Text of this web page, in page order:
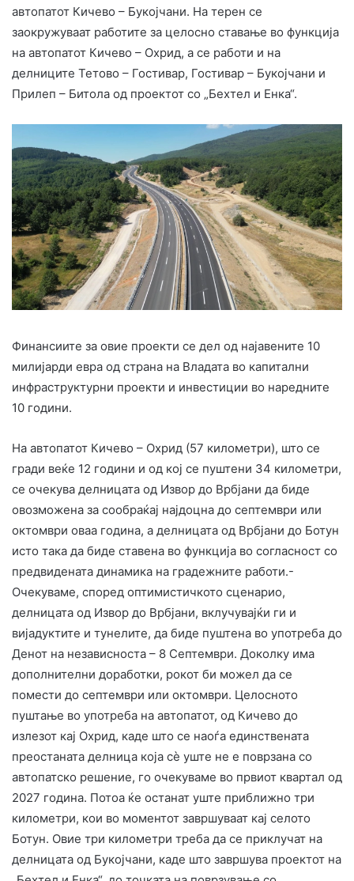
автопатот Кичево – Букојчани. На терен се
заокружуваат работите за целосно ставање во функција
на автопатот Кичево – Охрид, а се работи и на
делниците Тетово – Гостивар, Гостивар – Букојчани и
Прилеп – Битола од проектот со „Бехтел и Енка“.
Финансиите за овие проекти се дел од најавените 10
милијарди евра од страна на Владата во капитални
инфраструктурни проекти и инвестиции во наредните
10 години.
На автопатот Кичево – Охрид (57 километри), што се
гради веќе 12 години и од кој се пуштени 34 километри,
се очекува делницата од Извор до Врбјани да биде
овозможена за сообраќај најдоцна до септември или
октомври оваа година, а делницата од Врбјани до Ботун
исто така да биде ставена во функција во согласност со
предвидената динамика на градежните работи.-
Очекуваме, според оптимистичкото сценарио,
делницата од Извор до Врбјани, вклучувајќи ги и
вијадуктите и тунелите, да биде пуштена во употреба до
Денот на независноста – 8 Септември. Доколку има
дополнителни доработки, рокот би можел да се
помести до септември или октомври. Целосното
пуштање во употреба на автопатот, од Кичево до
излезот кај Охрид, каде што се наоѓа единствената
преостаната делница која сè уште не е поврзана со
автопатско решение, го очекуваме во првиот квартал од
2027 година. Потоа ќе останат уште приближно три
километри, кои во моментот завршуваат кај селото
Ботун. Овие три километри треба да се приклучат на
делницата од Букојчани, каде што завршува проектот на